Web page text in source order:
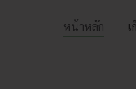
หน้าหลัก